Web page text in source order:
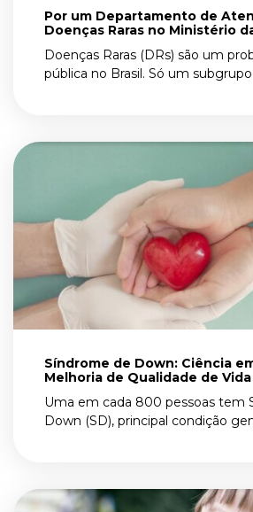
Por um Departamento de
Doenças Raras no Ministério
Doenças Raras (DRs) são um
pública no Brasil. Só um
Síndrome de Down: Ciência
Melhoria de Qualidade de Vida
Uma em cada 800 pessoas tem
Down (SD), principal condição